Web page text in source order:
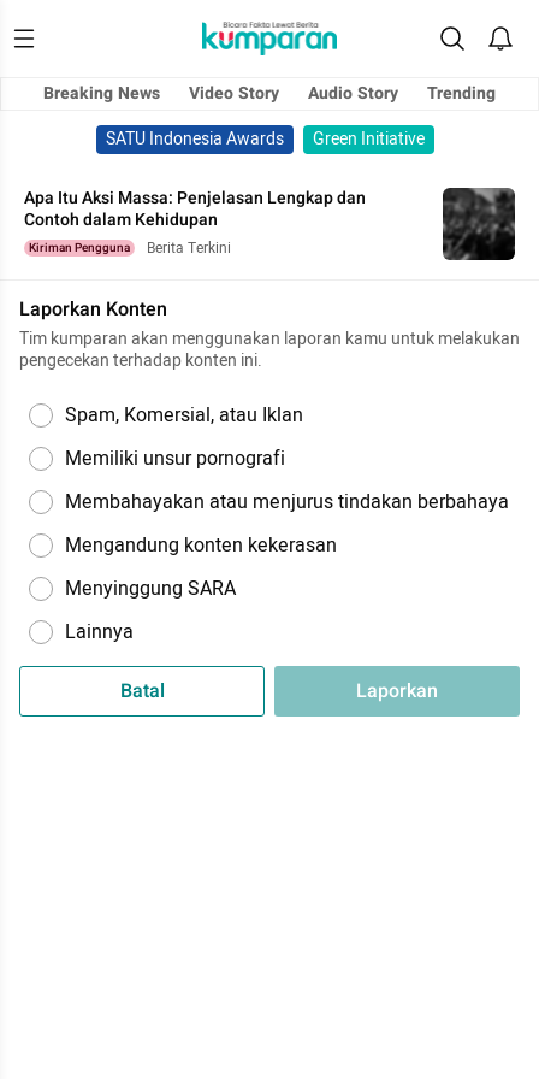
Breaking News Video Story Audio Story
Trending
SATU Indonesia Awards
Green Initiative
Apa Itu Aksi Massa: Penjelasan Lengkap dan
Contoh dalam Kehidupan
Kiriman Pengguna Berita Terkini
Laporkan Konten
Tim kumparan akan menggunakan laporan kamu untuk melakukan
pengecekan terhadap konten ini.
Spam, Komersial, atau Iklan
Memiliki unsur pornografi
Membahayakan atau menjurus tindakan berbahaya
Mengandung konten kekerasan
Menyinggung SARA
Lainnya
Batal Laporkan